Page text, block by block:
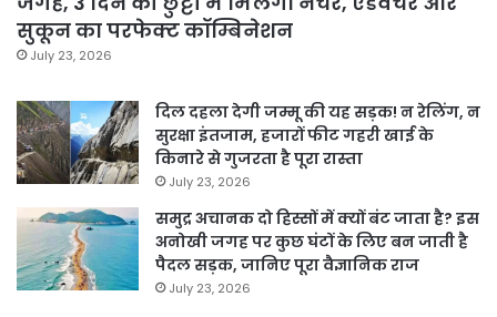
सुकून का परफेक्ट कॉम्बिनेशन
July 23, 2026
दिल दहला देगी जम्मू की यह सड़क! न रेलिंग, न
सुरक्षा इंतजाम, हजारों फीट गहरी खाई के
किनारे से गुजरता है पूरा रास्ता
July 23, 2026
समुद्र अचानक दो हिस्सों में क्यों बंट जाता है? इस
अनोखी जगह पर कुछ घंटों के लिए बन जाती है
पैदल सड़क, जानिए पूरा वैज्ञानिक राज
July 23, 2026